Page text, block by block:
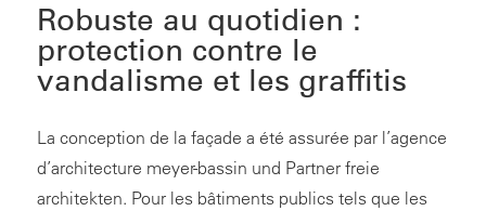
Robuste au quotidien :
protection contre le
vandalisme et les graffitis
La conception de la façade a été assurée par l’agence
d’architecture meyer-bassin und Partner freie
architekten. Pour les bâtiments publics tels que les